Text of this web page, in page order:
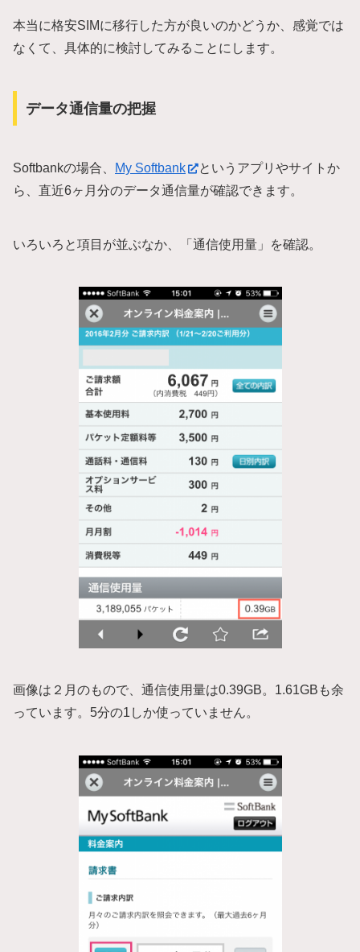
本当に格安SIMに移行した方が良いのかどうか、感覚では
なくて、具体的に検討してみることにします。
データ通信量の把握
Softbankの場合、 My Softbank
というアプリやサイトか
ら、直近6ヶ月分のデータ通信量が確認できます。
いろいろと項目が並ぶなか、「通信使用量」を確認。
画像は２月のもので、通信使用量は0.39GB。1.61GBも余
っています。5分の1しか使っていません。